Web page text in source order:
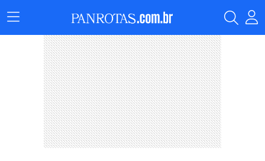
Menu
Principal